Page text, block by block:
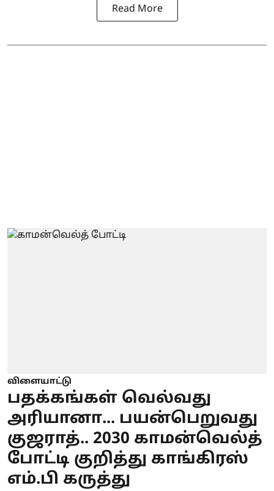
Read More
விளையாட்டு
பதக்கங்கள் வெல்வது
அரியானா... பயன்பெறுவது
குஜராத்.. 2030 காமன்வெல்த்
போட்டி குறித்து காங்கிரஸ்
எம்.பி கருத்து